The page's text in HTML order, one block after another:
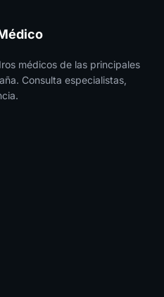
médicos de las principales
Consulta especialistas,